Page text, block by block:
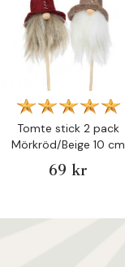
Tomte stick 2 pack
Mörkröd/Beige 10 cm
69 kr